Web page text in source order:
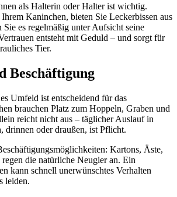
als Halterin oder Halter ist wichtig.
Kaninchen, bieten Sie Leckerbissen aus
Sie es regelmäßig unter Aufsicht seine
entsteht mit Geduld – und sorgt für
Tier.
Beschäftigung
Umfeld ist entscheidend für das
brauchen Platz zum Hoppeln, Graben und
reicht nicht aus – täglicher Auslauf in
drinnen oder draußen, ist Pflicht.
Kartons, Äste,
die natürliche Neugier an. Ein
kann schnell unerwünschtes Verhalten
leiden.